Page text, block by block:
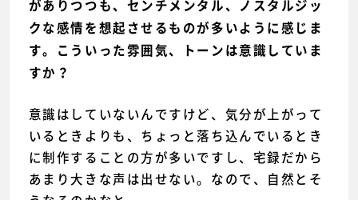
がありつつも、センチメンタル、ノスタルジッ
クな感情を想起させるものが多いように感じま
す。こういった雰囲気、トーンは意識していま
すか？
意識はしていないんですけど、気分が上がって
いるときよりも、ちょっと落ち込んでいるとき
に制作することの方が多いですし、宅録だから
あまり大きな声は出せない。なので、自然とそ